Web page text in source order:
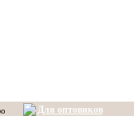
Для оптовиков